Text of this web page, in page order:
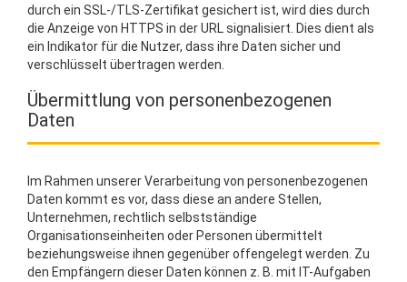
durch ein SSL-/TLS-Zertifikat gesichert ist, wird dies durch
die Anzeige von HTTPS in der URL signalisiert. Dies dient als
ein Indikator für die Nutzer, dass ihre Daten sicher und
verschlüsselt übertragen werden.
Übermittlung von personenbezogenen
Daten
Im Rahmen unserer Verarbeitung von personenbezogenen
Daten kommt es vor, dass diese an andere Stellen,
Unternehmen, rechtlich selbstständige
Organisationseinheiten oder Personen übermittelt
beziehungsweise ihnen gegenüber offengelegt werden. Zu
den Empfängern dieser Daten können z. B. mit IT-Aufgaben